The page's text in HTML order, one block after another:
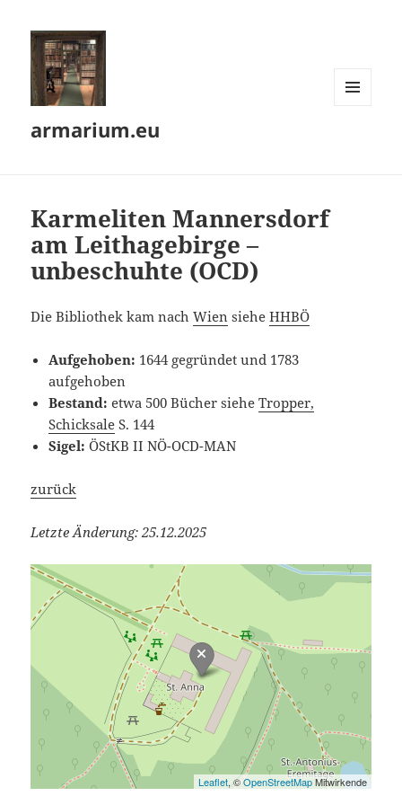
armarium.eu
Karmeliten Mannersdorf
am Leithagebirge –
unbeschuhte (OCD)
Die Bibliothek kam nachWien sieheHHBÖ
Aufgehoben: 1644 gegründet und 1783
aufgehoben
Bestand: etwa 500 Bücher sieheTropper,
Schicksale S. 144
Sigel: ÖStKB II NÖ-OCD-MAN
zurück
Letzte Änderung: 25.12.2025
Leaflet, ©OpenStreetMapMitwirkende